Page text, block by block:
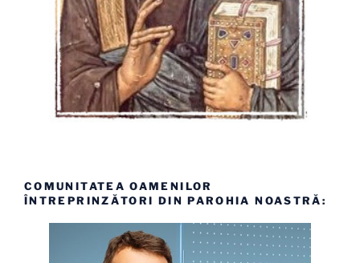
COMUNITATEA OAMENILOR
ÎNTREPRINZĂTORI DIN PAROHIA NOASTRĂ: